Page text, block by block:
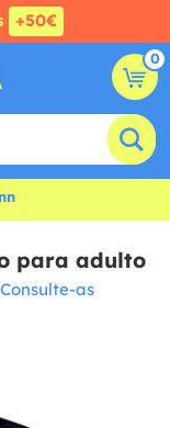
+50€
0
para adulto
Consulte-as